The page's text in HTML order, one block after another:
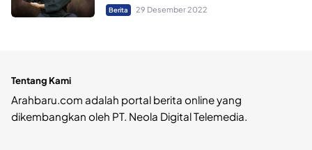
Berita 29 Desember 2022
Tentang Kami
Arahbaru.com adalah portal berita online yang
dikembangkan oleh PT. Neola Digital Telemedia.